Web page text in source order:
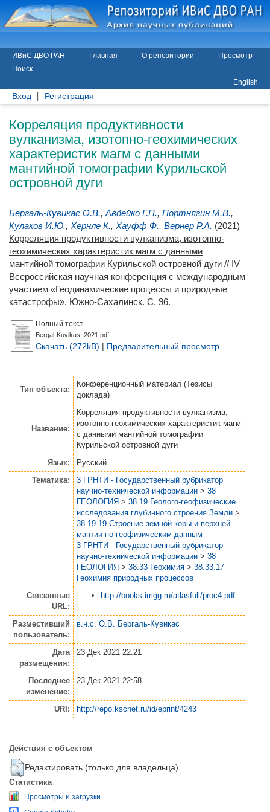
ИВиС ДВО РАН Главная О репозитории
Просмотр
Поиск
English
Вход Регистрация
Корреляция продуктивности
вулканизма, изотопно-геохимических
характеристик магм с данными
мантийной томографии Курильской
островной дуги
Бергаль-Кувикас О.В., Авдейко Г.П., Портнягин М.В.,
Кулаков И.Ю., Хернле К., Хауфф Ф., Вернер Р.А. (2021)
Корреляция продуктивности вулканизма, изотопно-
геохимических характеристик магм с данными
мантийной томографии Курильской островной дуги // IV
Всероссийская научная конференция с международным
участием «Геодинамические процессы и природные
катастрофы», Южно-Сахалинск. С. 96.
Полный текст
Bergal-Kuvikas_2021.pdf
Скачать (272kB) | Предварительный просмотр
Тип объекта:
Конференционный материал (Тезисы
доклада)
Название:
Корреляция продуктивности вулканизма,
изотопно-геохимических характеристик магм
с данными мантийной томографии
Курильской островной дуги
Язык:
Русский
Тематика:
3 ГРНТИ - Государственный рубрикатор
научно-технической информации > 38
ГЕОЛОГИЯ > 38.19 Геолого-геофизические
исследования глубинного строения Земли >
38.19.19 Строение земной коры и верхней
мантии по геофизическим данным
3 ГРНТИ - Государственный рубрикатор
научно-технической информации > 38
ГЕОЛОГИЯ > 38.33 Геохимия > 38.33.17
Геохимия природных процессов
Связанные
URL:
http://books.imgg.ru/atlasfull/proc4.pdf...
Разместивший
пользователь:
в.н.с. О.В. Бергаль-Кувикас
Дата
размещения:
23 Дек 2021 22:21
Последнее
изменение:
23 Дек 2021 22:58
URI: http://repo.kscnet.ru/id/eprint/4243
Действия с объектом
Редактировать (только для владельца)
Статистика
Просмотры и загрузки